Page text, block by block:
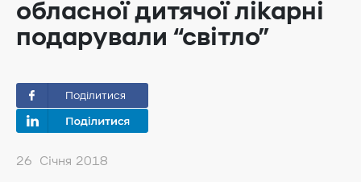
обласної дитячої лікарні
подарували “світло”
Поділитися
26 Січня 2018